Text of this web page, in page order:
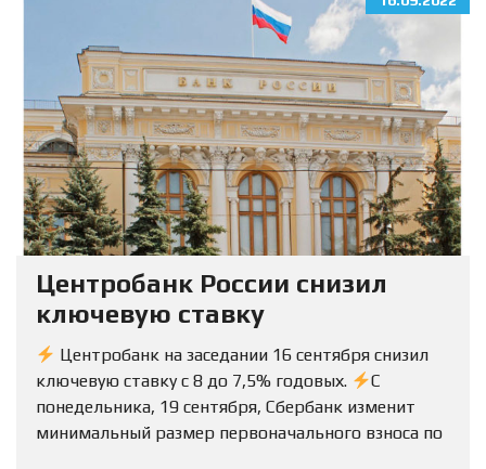
Центробанк России снизил
ключевую ставку
Центробанк на заседании 16 сентября снизил
ключевую ставку с 8 до 7,5% годовых.
С
понедельника, 19 сентября, Сбербанк изменит
минимальный размер первоначального взноса по